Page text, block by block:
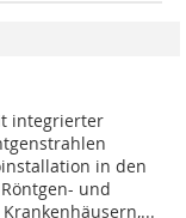
integrierter
in den
und